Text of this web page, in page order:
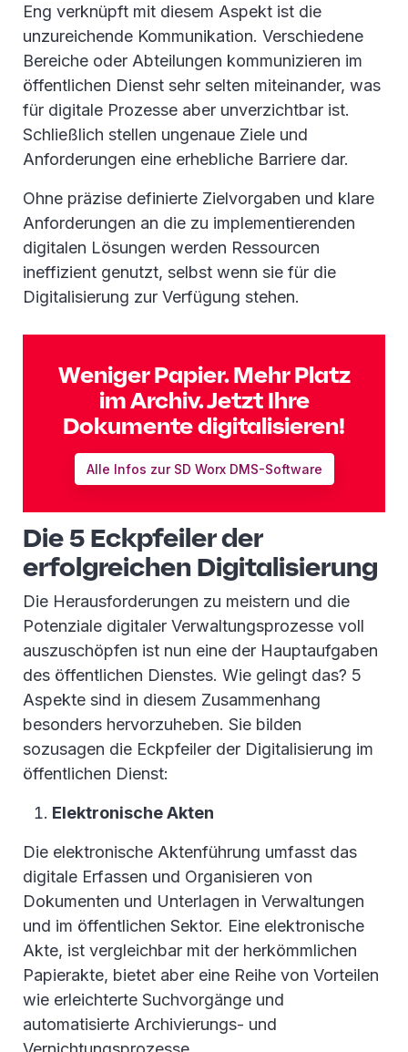
Eng verknüpft mit diesem Aspekt ist die
unzureichende Kommunikation. Verschiedene
Bereiche oder Abteilungen kommunizieren im
öffentlichen Dienst sehr selten miteinander, was
für digitale Prozesse aber unverzichtbar ist.
Schließlich stellen ungenaue Ziele und
Anforderungen eine erhebliche Barriere dar.
Ohne präzise definierte Zielvorgaben und klare
Anforderungen an die zu implementierenden
digitalen Lösungen werden Ressourcen
ineffizient genutzt, selbst wenn sie für die
Digitalisierung zur Verfügung stehen.
Weniger Papier. Mehr Platz
im Archiv. Jetzt Ihre
Dokumente digitalisieren!
Alle Infos zur SD Worx DMS-Software
Die 5 Eckpfeiler der
erfolgreichen Digitalisierung
Die Herausforderungen zu meistern und die
Potenziale digitaler Verwaltungsprozesse voll
auszuschöpfen ist nun eine der Hauptaufgaben
des öffentlichen Dienstes. Wie gelingt das? 5
Aspekte sind in diesem Zusammenhang
besonders hervorzuheben. Sie bilden
sozusagen die Eckpfeiler der Digitalisierung im
öffentlichen Dienst:
Elektronische Akten
Die elektronische Aktenführung umfasst das
digitale Erfassen und Organisieren von
Dokumenten und Unterlagen in Verwaltungen
und im öffentlichen Sektor. Eine elektronische
Akte, ist vergleichbar mit der herkömmlichen
Papierakte, bietet aber eine Reihe von Vorteilen
wie erleichterte Suchvorgänge und
automatisierte Archivierungs- und